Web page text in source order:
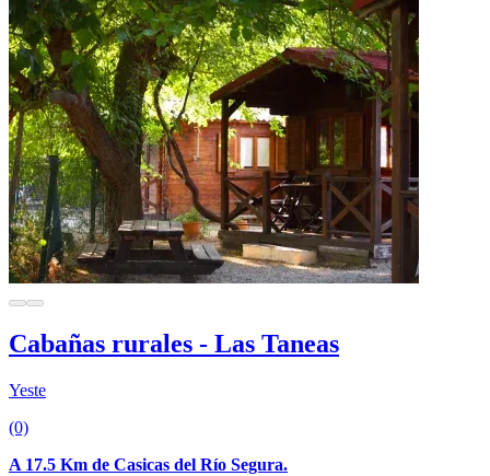
Cabañas rurales - Las Taneas
Yeste
(0)
A 17.5 Km de Casicas del Río Segura.